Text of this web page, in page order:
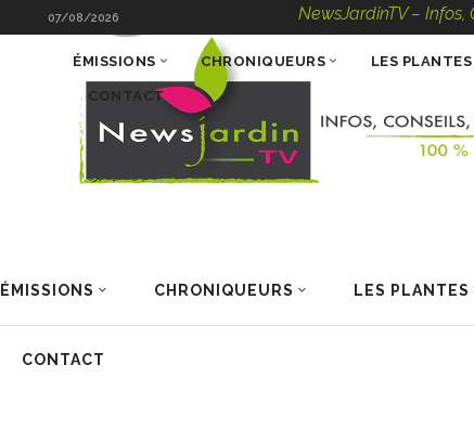
07/08/2026 NewsJardinTV – Infos,
ÉMISSIONS CHRONIQUEURS LES PLANTES
CONTACT
ÉMISSIONS CHRONIQUEURS LES PLANTES
CONTACT